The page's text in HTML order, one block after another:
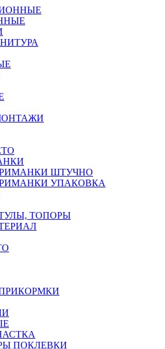
ШТУЧНО
УПАКОВКА
ТОПОРЫ
ПОКЛЕВКИ